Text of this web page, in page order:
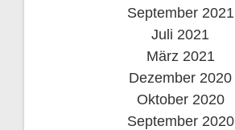
September 2021
Juli 2021
März 2021
Dezember 2020
Oktober 2020
September 2020